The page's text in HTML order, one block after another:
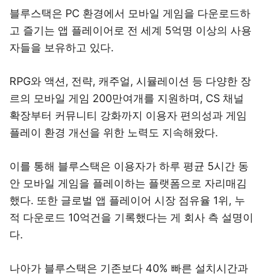
블루스택은 PC 환경에서 모바일 게임을 다운로드하
고 즐기는 앱 플레이어로 전 세계 5억명 이상의 사용
자들을 보유하고 있다.
RPG와 액션, 전략, 캐주얼, 시뮬레이션 등 다양한 장
르의 모바일 게임 200만여개를 지원하며, CS 채널
확장부터 커뮤니티 강화까지 이용자 편의성과 게임
플레이 환경 개선을 위한 노력도 지속해왔다.
이를 통해 블루스택은 이용자가 하루 평균 5시간 동
안 모바일 게임을 플레이하는 플랫폼으로 자리매김
했다. 또한 글로벌 앱 플레이어 시장 점유율 1위, 누
적 다운로드 10억건을 기록했다는 게 회사 측 설명이
다.
나아가 블루스택은 기존보다 40% 빠른 설치시간과